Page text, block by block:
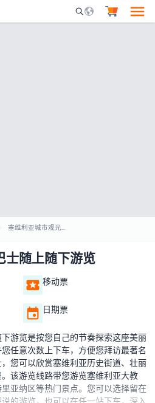
Mobile Search
塞维利亚城市观光巴士随上随下游览
士随上随下游览
移动票
日期票
游览是按您自己的节奏探索这座美丽
任意次数上下车，方便您拜访最著名
您可以欣赏塞维利亚历史街道、壮丽
该游览线路带您游览塞维利亚大教
亚纳区等热门景点。您可以选择留在